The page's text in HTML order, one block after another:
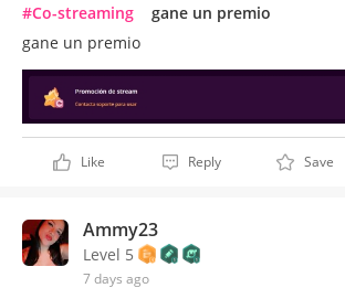
#Co-streaming
gane un premio
gane un premio
Like Reply Save
Ammy23
Level 5
7 days ago